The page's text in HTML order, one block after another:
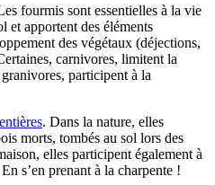
fourmis sont essentielles à la vie
et apportent des éléments
des végétaux (déjections,
carnivores, limitent la
participent à la
. Dans la nature, elles
morts, tombés au sol lors des
elles participent également à
s’en prenant à la charpente !